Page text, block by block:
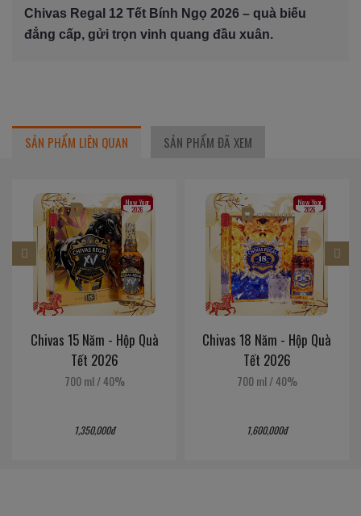
Chivas Regal 12 Tết Bính Ngọ 2026 – quà biếu
đẳng cấp, gửi trọn vinh quang đầu xuân.
SẢN PHẨM LIÊN QUAN SẢN PHẨM ĐÃ XEM
New Year
2026
Chivas 18 Năm - Hộp Quà
Tết 2026
700 ml /40%
1,600,000đ
New Year
2026
Chivas 18 Năm Blue - Hộp
Quà Tết 2026
700 ml /40%
1,900,000đ